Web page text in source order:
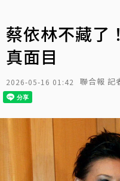
蔡依林不藏了
真面目
2026-05-16 01:42 聯合報 記